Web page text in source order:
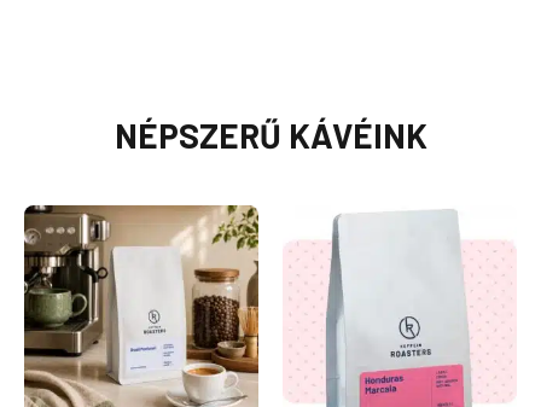
NÉPSZERŰ KÁVÉINK
ÁRTARTOMÁNY:
4
390FT
-
16
290FT
Ennek
a
terméknek
több
variációja
van.
A